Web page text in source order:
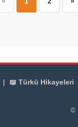
| 📖 Türkü Hikayeleri
©